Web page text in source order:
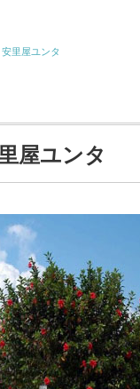
安里屋ユンタ
屋ユンタ